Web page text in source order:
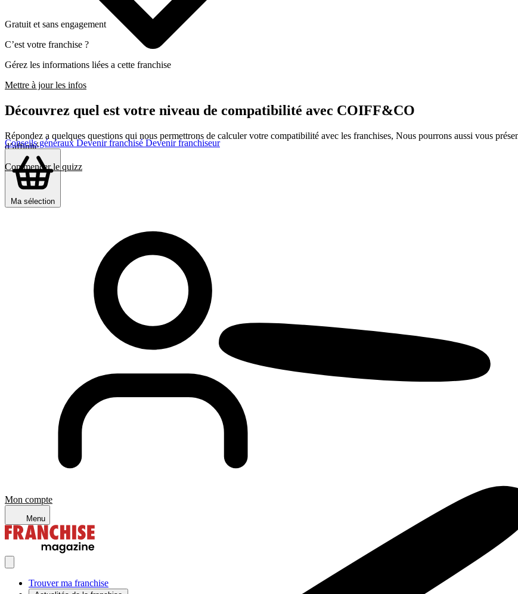
Conseils généraux Devenir franchisé Devenir franchiseur
Ma sélection
Mon compte
Menu
Trouver ma franchise
Gratuit et sans engagement
C’est votre franchise ?
Gérez les informations liées a cette franchise
Mettre à jour les infos
Découvrez quel est votre niveau de compatibilité avec COIFF&CO
Répondez a quelques questions qui nous permettrons de calculer votre compatibilité avec les franchises, Nous pourrons aussi vous
d’affinité
Commencer le quizz